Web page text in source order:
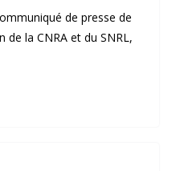
de presse de
de la CNRA et du SNRL,